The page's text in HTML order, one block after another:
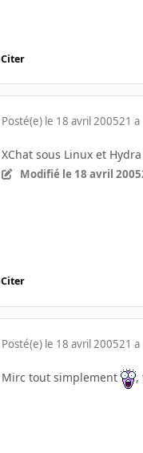
Citer
Posté(e) le 18 avril 200521 a
XChat sous Linux et
Modifié le 18 avril 2005
Citer
Posté(e) le 18 avril 200521 a
Mirc tout simplement ,